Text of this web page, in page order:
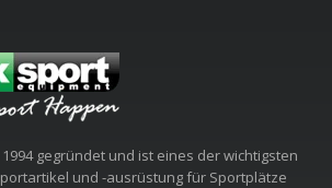
gegründet und ist eines der wichtigsten
und -ausrüstung für Sportplätze